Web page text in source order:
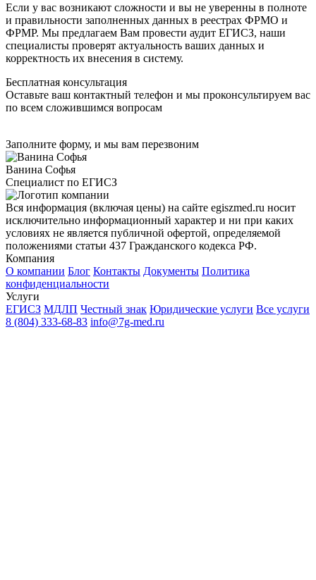
Если у вас возникают сложности и вы не уверенны в полноте
и правильности заполненных данных в реестрах ФРМО и
ФРМР. Мы предлагаем Вам провести аудит ЕГИСЗ, наши
специалисты проверят актуальность ваших данных и
корректность их внесения в систему.
Бесплатная консультация
Оставьте ваш контактный телефон и мы проконсультируем вас
по всем сложившимся вопросам
Заполните форму, и мы вам перезвоним
Ванина Софья
Специалист по ЕГИСЗ
Вся информация (включая цены) на сайте egiszmed.ru носит
исключительно информационный характер и ни при каких
условиях не является публичной офертой, определяемой
положениями статьи 437 Гражданского кодекса РФ.
Компания
О компании Блог Контакты Документы Политика
конфиденциальности
Услуги
ЕГИСЗ МДЛП Честный знак Юридические услуги Все услуги
8 (804) 333-68-83 info@7g-med.ru